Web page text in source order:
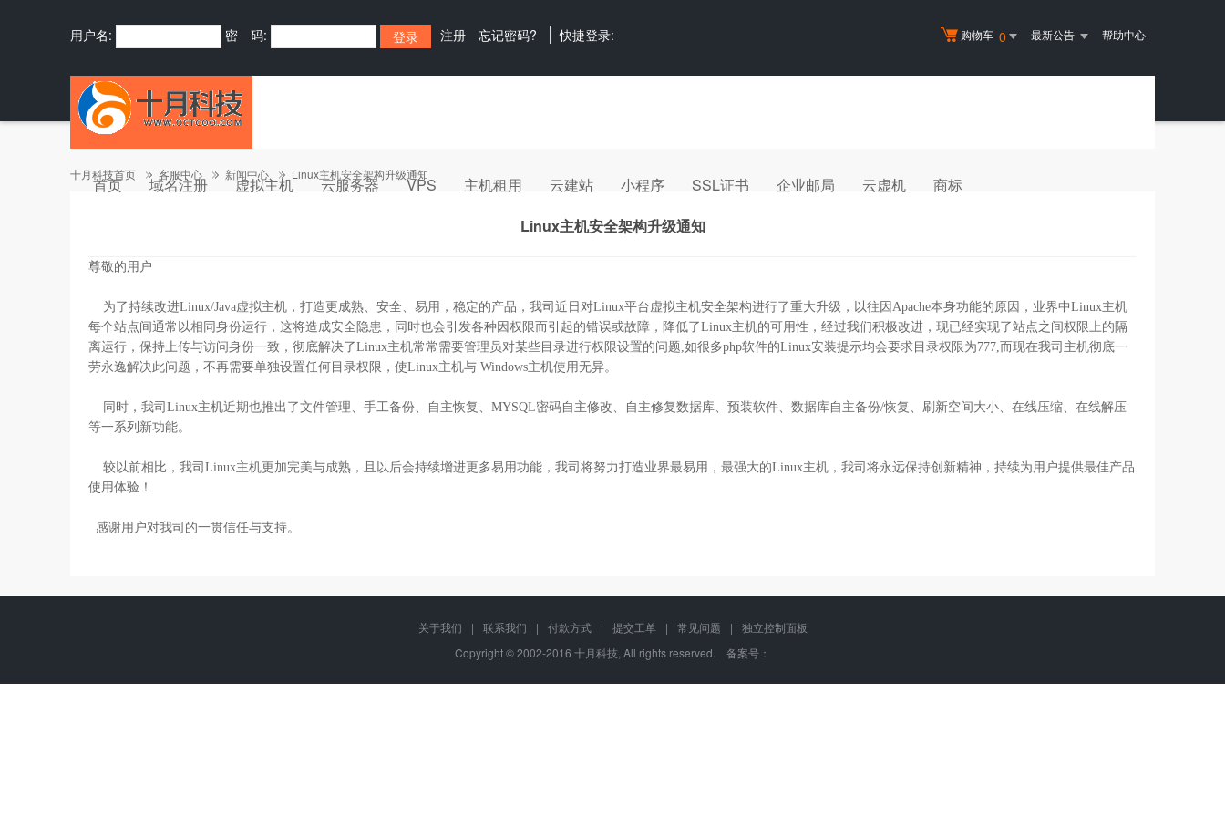
购物车 0 最新公告 帮助中心
用户名: 密 码: 注册 忘记密码? 快捷登录:
首页 域名注册 虚拟主机 云服务器 VPS 主机租用 云建站 小程序 SSL证书 企业邮局 云虚机 商标
十月科技首页 客服中心 新闻中心 Linux主机安全架构升级通知
Linux主机安全架构升级通知
尊敬的用户
为了持续改进Linux/Java虚拟主机，打造更成熟、安全、易用，稳定的产品，我司近日对Linux平台虚拟主机安全架构进行了重大升级，以往因Apache本身功能的原因，业界中Linux主机
每个站点间通常以相同身份运行，这将造成安全隐患，同时也会引发各种因权限而引起的错误或故障，降低了Linux主机的可用性，经过我们积极改进，现已经实现了站点之间权限上的隔
离运行，保持上传与访问身份一致，彻底解决了Linux主机常常需要管理员对某些目录进行权限设置的问题,如很多php软件的Linux安装提示均会要求目录权限为777,而现在我司主机彻底一
劳永逸解决此问题，不再需要单独设置任何目录权限，使Linux主机与 Windows主机使用无异。
同时，我司Linux主机近期也推出了文件管理、手工备份、自主恢复、MYSQL密码自主修改、自主修复数据库、预装软件、数据库自主备份/恢复、刷新空间大小、在线压缩、在线解压
等一系列新功能。
较以前相比，我司Linux主机更加完美与成熟，且以后会持续增进更多易用功能，我司将努力打造业界最易用，最强大的Linux主机，我司将永远保持创新精神，持续为用户提供最佳产品
使用体验！
感谢用户对我司的一贯信任与支持。
关于我们 | 联系我们 | 付款方式 | 提交工单 | 常见问题 |
独立控制面板
Copyright © 2002-2016 十月科技, All rights reserved. 备案号：